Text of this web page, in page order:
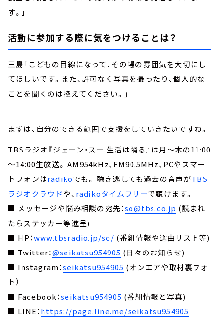
す。」
活動に参加する際に気をつけることは？
三島「こどもの目線になって、その場の雰囲気を大切にし
てほしいです。また、許可なく写真を撮ったり、個人的な
ことを聞くのは控えてください。」
まずは、自分のできる範囲で支援をしていきたいですね。
TBSラジオ『ジェーン・スー 生活は踊る』は月～木の11:00
～14:00生放送。 AM954kHz、FM90.5MHz、PCやスマー
トフォンはradikoでも。 聴き逃しても過去の音声がTBS
ラジオクラウドや、 radikoタイムフリーで聴けます。
■ メッセージや悩み相談の宛先：so@tbs.co.jp (読まれ
たらステッカー等進呈)
■ HP：www.tbsradio.jp/so/ (番組情報や選曲リスト等)
■ Twitter：@seikatsu954905 (日々のお知らせ)
■ Instagram：seikatsu954905 (オンエアや取材裏フォ
ト）
■ Facebook：seikatsu954905 (番組情報と写真)
■ LINE：https://page.line.me/seikatsu954905